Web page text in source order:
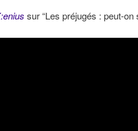
sur “Les préjugés : peut-on